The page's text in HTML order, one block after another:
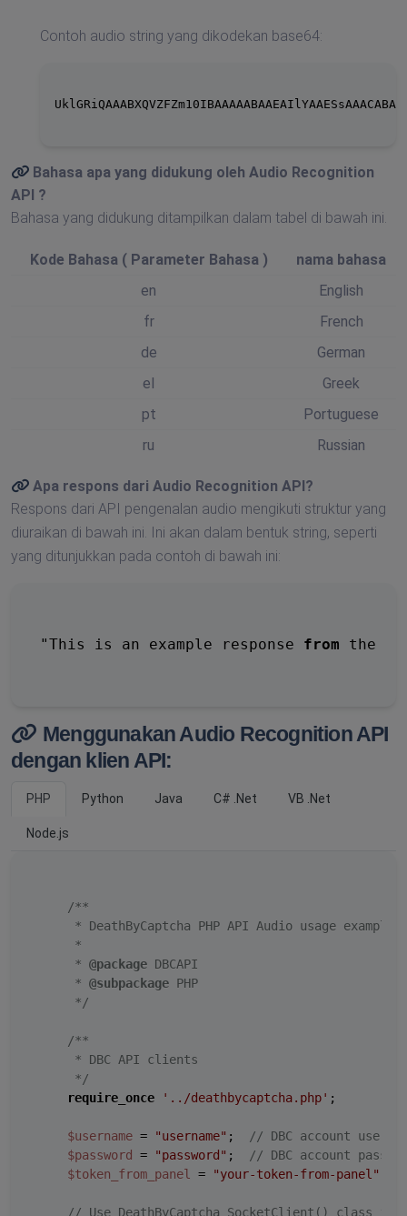
Contoh audio string yang dikodekan base64:
Bahasa apa yang didukung oleh Audio Recognition
API ?
Bahasa yang didukung ditampilkan dalam tabel di bawah ini.
Kode Bahasa (Parameter Bahasa )
nama bahasa
en
English
fr
French
de
German
el
Greek
pt
Portuguese
ru
Russian
Apa respons dari Audio Recognition API?
Respons dari API pengenalan audio mengikuti struktur yang
diuraikan di bawah ini. Ini akan dalam bentuk string, seperti
yang ditunjukkan pada contoh di bawah ini:
"This is an example response from the
Menggunakan Audio Recognition API
dengan klien API:
PHP Python Java C# .Net VB .Net
Node.js
/**
     * DeathByCaptcha PHP API Audio usage example
     *
     *
@package DBCAPI
     *
@subpackage PHP
     */
/**
     * DBC API clients
     */
require_once
'../deathbycaptcha.php' ;
$username = "username" ;
// DBC account
$password
= "password" ;
// DBC account
$token_from_panel
= "your-token-from-panel"
// Use DeathByCaptcha_SocketClient() class if